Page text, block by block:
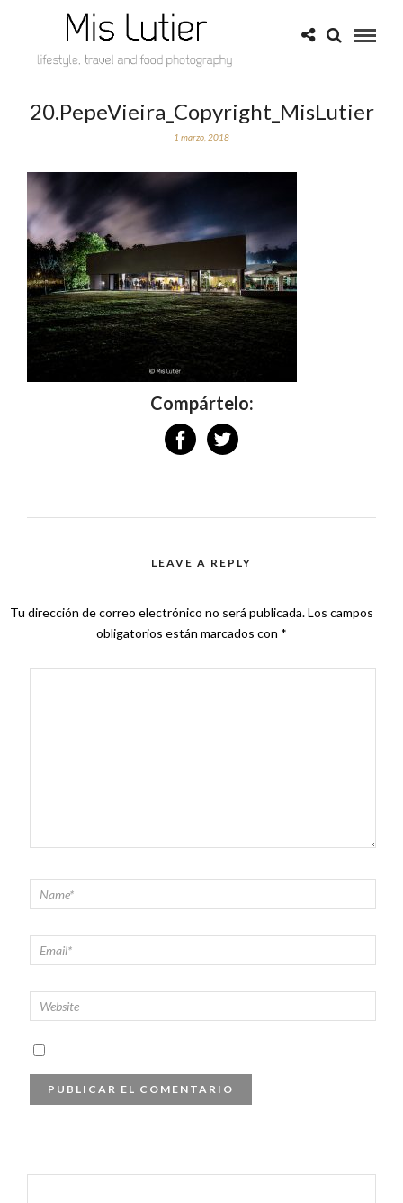
20.PepeVieira_Copyright_MisLutier
1 marzo, 2018
Compártelo:
LEAVE A REPLY
Tu dirección de correo electrónico no será publicada.Los campos
obligatorios están marcados con *